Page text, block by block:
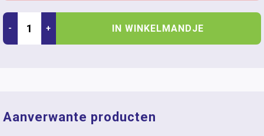
- + IN WINKELMANDJE
Aanverwante producten